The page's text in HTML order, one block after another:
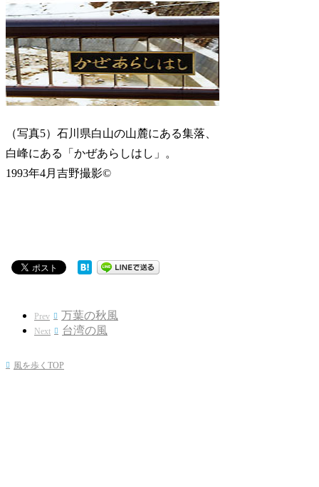
（写真5）石川県白山の山麓にある集落、
白峰にある「かぜあらしはし」。
1993年4月吉野撮影©
Prev  万葉の秋風
Next  台湾の風
 風を歩くTOP